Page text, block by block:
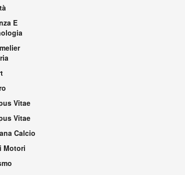
E
Vitae
Vitae
Calcio
Motori